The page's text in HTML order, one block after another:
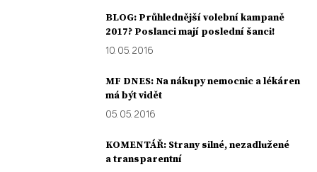
BLOG: Průhlednější volební kampaně
2017? Poslanci mají poslední šanci!
10. 05. 2016
MF DNES: Na nákupy nemocnic a lékáren
má být vidět
05. 05. 2016
KOMENTÁŘ: Strany silné, nezadlužené
a transparentní